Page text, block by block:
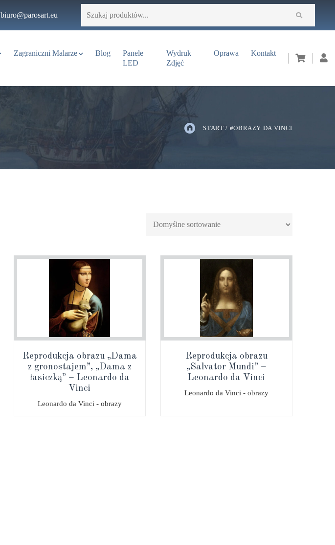
biuro@parosart.eu
Zagraniczni Malarze Blog
Panele
LED
Wydruk
Zdjęć
Oprawa Kontakt
START / #OBRAZY DA VINCI
Reprodukcja obrazu „Dama
z gronostajem”, „Dama z
łasiczką” – Leonardo da
Vinci
Leonardo da Vinci - obrazy
Reprodukcja obrazu
„Salvator Mundi” –
Leonardo da Vinci
Leonardo da Vinci - obrazy